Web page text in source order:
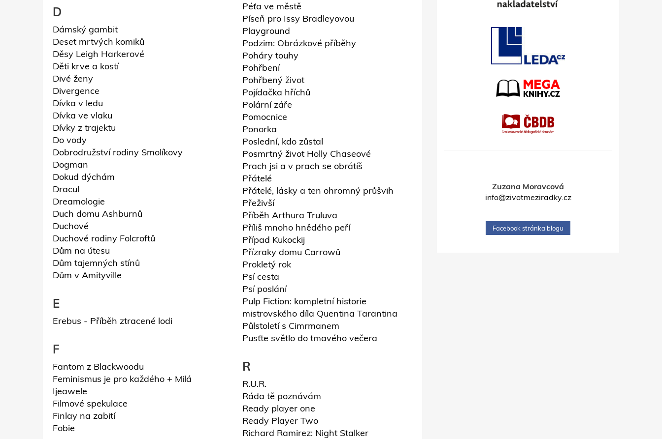
D
Dámský gambit
Deset mrtvých komiků
Děsy Leigh Harkerové
Děti krve a kostí
Divé ženy
Divergence
Dívka v ledu
Dívka ve vlaku
Dívky z trajektu
Do vody
Dobrodružství rodiny Smolíkovy
Dogman
Dokud dýchám
Dracul
Dreamologie
Duch domu Ashburnů
Duchové
Duchové rodiny Folcroftů
Dům na útesu
Dům tajemných stínů
Dům v Amityville
E
Erebus - Příběh ztracené lodi
F
Fantom z Blackwoodu
Feminismus je pro každého + Milá
Ijeawele
Filmové spekulace
Finlay na zabití
Fobie
Péťa ve městě
Píseň pro Issy Bradleyovou
Playground
Podzim: Obrázkové příběhy
Poháry touhy
Pohřbení
Pohřbený život
Pojídačka hříchů
Polární záře
Pomocnice
Ponorka
Poslední, kdo zůstal
Posmrtný život Holly Chaseové
Prach jsi a v prach se obrátíš
Přátelé
Přátelé, lásky a ten ohromný průšvih
Přeživší
Příběh Arthura Truluva
Příliš mnoho hnědého peří
Případ Kukockij
Přízraky domu Carrowů
Prokletý rok
Psí cesta
Psí poslání
Pulp Fiction: kompletní historie
mistrovského díla Quentina Tarantina
Půlstoletí s Cimrmanem
Pusťte světlo do tmavého večera
R
R.U.R.
Ráda tě poznávám
Ready player one
Ready Player Two
Richard Ramirez: Night Stalker
Zuzana Moravcová
info@zivotmeziradky.cz
Facebook stránka blogu